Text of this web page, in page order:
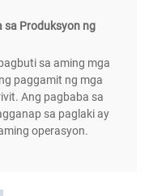
sa Produksyon ng
sa aming mga
paggamit ng mga
Ang pagbaba sa
sa paglaki ay
operasyon.